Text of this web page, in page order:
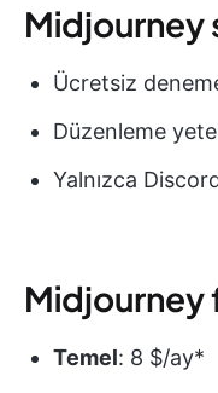
Midjourney
Ücretsiz
Düzenleme
Yalnızca
Midjourney
Temel: 8 $/ay*